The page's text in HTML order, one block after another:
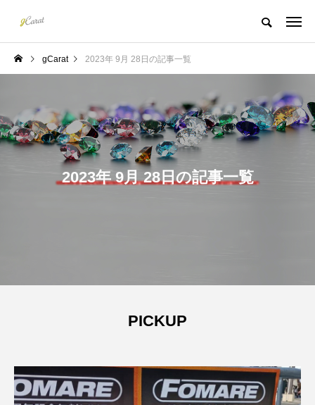
gCarat 2023年 9月 28日の記事一覧
2023年 9月 28日の記事一覧
PICKUP